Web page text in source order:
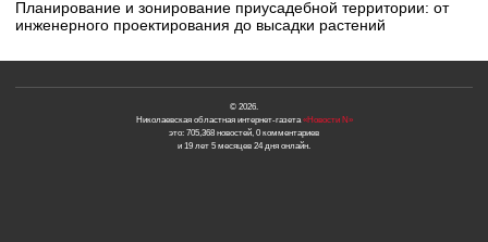
Планирование и зонирование приусадебной территории: от
инженерного проектирования до высадки растений
© 2026.
Николаевская областная интернет-газета«Новости N»
это: 705,368 новостей, 0 комментариев
и 19 лет 5 месяцев 24 дня онлайн.